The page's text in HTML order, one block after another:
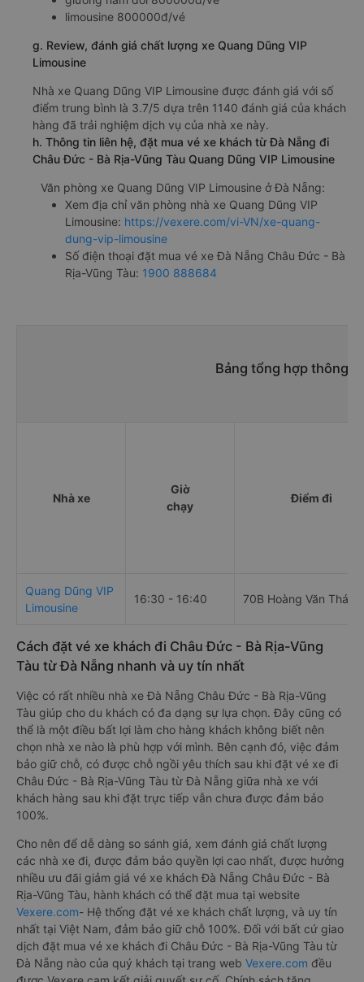
limousine 800000đ/vé
g. Review, đánh giá chất lượng xe Quang Dũng VIP
Limousine
Nhà xe Quang Dũng VIP Limousine được đánh giá với số
điểm trung bình là 3.7/5 dựa trên 1140 đánh giá của khách
hàng đã trải nghiệm dịch vụ của nhà xe này.
h. Thông tin liên hệ, đặt mua vé xe khách từ Đà Nẵng đi
Châu Đức - Bà Rịa-Vũng Tàu Quang Dũng VIP Limousine
Văn phòng xe Quang Dũng VIP Limousine ở Đà Nẵng:
Xem địa chỉ văn phòng nhà xe Quang Dũng VIP
Limousine: https://vexere.com/vi-VN/xe-quang-
dung-vip-limousine
Số điện thoại đặt mua vé xe Đà Nẵng Châu Đức - Bà
Rịa-Vũng Tàu: 1900 888684
Bảng tổng hợp thông
Nhà xe
Giờ
chạy
Điểm đi
Quang Dũng VIP
Limousine
16:30 - 16:40 70B Hoàng Văn Thái
Cách đặt vé xe khách đi Châu Đức - Bà Rịa-Vũng
Tàu từ Đà Nẵng nhanh và uy tín nhất
Việc có rất nhiều nhà xe Đà Nẵng Châu Đức - Bà Rịa-Vũng
Tàu giúp cho du khách có đa dạng sự lựa chọn. Đây cũng có
thể là một điều bất lợi làm cho hàng khách không biết nên
chọn nhà xe nào là phù hợp với mình. Bên cạnh đó, việc đảm
bảo giữ chỗ, có được chỗ ngồi yêu thích sau khi đặt vé xe đi
Châu Đức - Bà Rịa-Vũng Tàu từ Đà Nẵng giữa nhà xe với
khách hàng sau khi đặt trực tiếp vẫn chưa được đảm bảo
100%.
Cho nên để dễ dàng so sánh giá, xem đánh giá chất lượng
các nhà xe đi, được đảm bảo quyền lợi cao nhất, được hưởng
nhiều ưu đãi giảm giá vé xe khách Đà Nẵng Châu Đức - Bà
Rịa-Vũng Tàu, hành khách có thể đặt mua tại website
Vexere.com- Hệ thống đặt vé xe khách chất lượng, và uy tín
nhất tại Việt Nam, đảm bảo giữ chỗ 100%. Đối với bất cứ giao
dịch đặt mua vé xe khách đi Châu Đức - Bà Rịa-Vũng Tàu từ
Đà Nẵng nào của quý khách tại trang web Vexere.com đều